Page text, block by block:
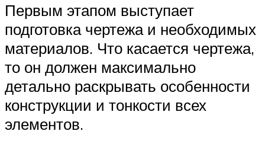
Первым этапом выступает
подготовка чертежа и необходимых
материалов. Что касается чертежа,
то он должен максимально
детально раскрывать особенности
конструкции и тонкости всех
элементов.